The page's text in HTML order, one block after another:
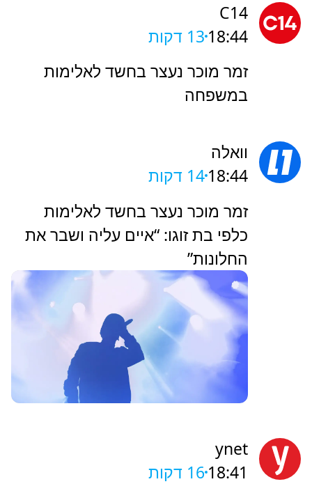
C14
18:44 13 דקות
זמר מוכר נעצר בחשד לאלימות
במשפחה
וואלה
18:4414 דקות
זמר מוכר נעצר בחשד לאלימות
כלפי בת זוגו: “איים עליה ושבר את
החלונות”
ynet
18:41 16 דקות